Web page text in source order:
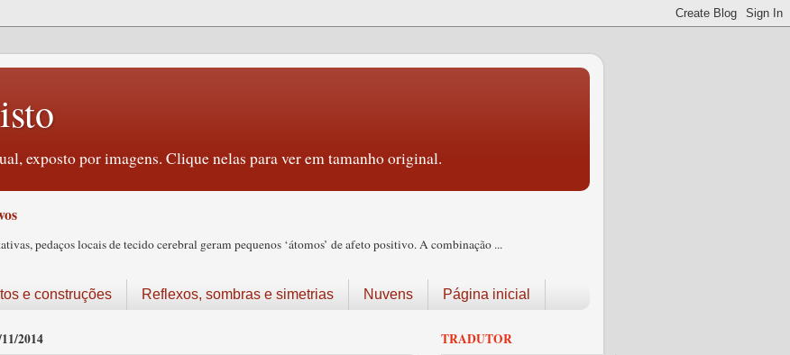
exposto por imagens. Clique nelas para ver em tamanho original.
pedaços locais de tecido cerebral geram pequenos ‘átomos’ de afeto positivo. A combinação ...
e construções Reflexos, sombras e simetrias Nuvens Página inicial
2014 TRADUTOR